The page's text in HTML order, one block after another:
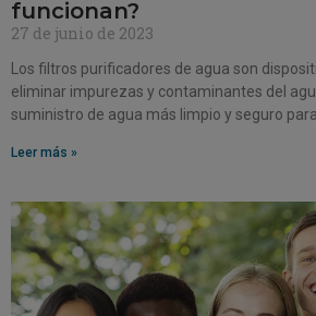
funcionan?
27 de junio de 2023
Los filtros purificadores de agua son
eliminar impurezas y contaminantes del
suministro de agua más limpio y seguro para
Leer más »